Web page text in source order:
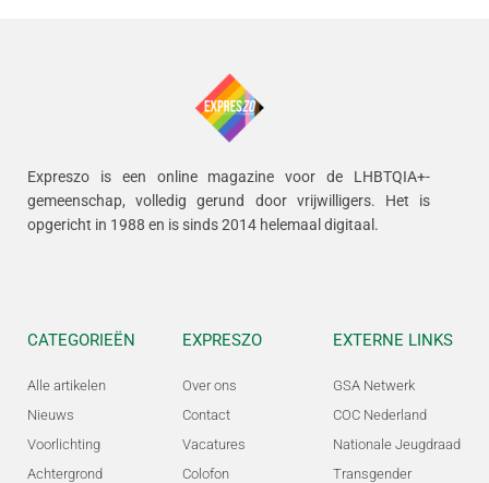
Expreszo is een online magazine voor de LHBTQIA+-
gemeenschap, volledig gerund door vrijwilligers. Het is
opgericht in 1988 en is sinds 2014 helemaal digitaal.
CATEGORIEËN
Alle artikelen
Nieuws
Voorlichting
Achtergrond
EXPRESZO
Over ons
Contact
Vacatures
Colofon
EXTERNE LINKS
GSA Netwerk
COC Nederland
Nationale Jeugdraad
Transgender